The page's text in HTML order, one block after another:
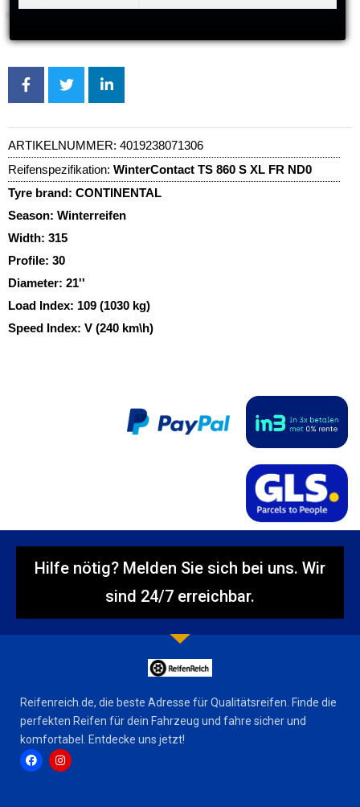
ARTIKELNUMMER: 4019238071306
Reifenspezifikation: WinterContact TS 860 S XL FR ND0
Tyre brand: CONTINENTAL
Season: Winterreifen
Width: 315
Profile: 30
Diameter: 21''
Load Index: 109 (1030 kg)
Speed Index: V (240 km\h)
Hilfe nötig? Melden Sie sich bei uns. Wir
sind 24/7 erreichbar.
Reifenreich.de, die beste Adresse für Qualitätsreifen. Finde die
perfekten Reifen für dein Fahrzeug und fahre sicher und
komfortabel. Entdecke uns jetzt!